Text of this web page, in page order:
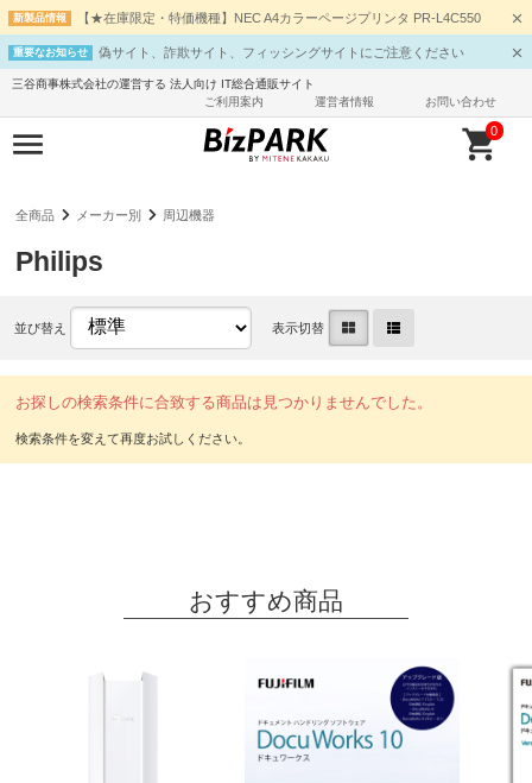
新製品情報 【★在庫限定・特価機種】NEC A4カラーページプリンタ PR-L4C550
重要なお知らせ 偽サイト、詐欺サイト、フィッシングサイトにご注意ください
三谷商事株式会社の運営する 法人向け IT総合通販サイト
ご利用案内
運営者情報 お問い合わせ
0
全商品 メーカー別 周辺機器
Philips
並び替え 表示切替
お探しの検索条件に合致する商品は見つかりませんでした。
おすすめ商品